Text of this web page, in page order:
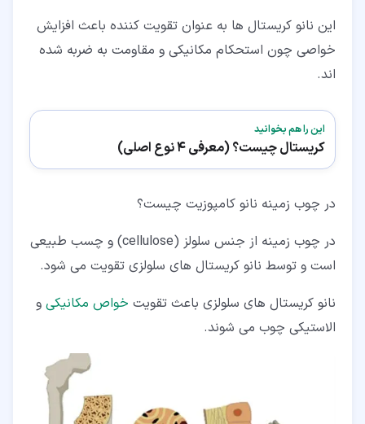
این نانو کریستال ها به عنوان تقویت کننده باعث افزایش
خواصی چون استحکام مکانیکی و مقاومت به ضربه شده
اند.
این را هم بخوانید
کریستال چیست؟ (معرفی 4 نوع اصلی)
در چوب زمینه نانو کامپوزیت چیست؟
در چوب زمینه از جنس سلولز (cellulose) و چسب طبیعی
است و توسط نانو کریستال های سلولزی تقویت می شود.
نانو کریستال های سلولزی باعث تقویت خواص مکانیکی و
الاستیکی چوب می شوند.